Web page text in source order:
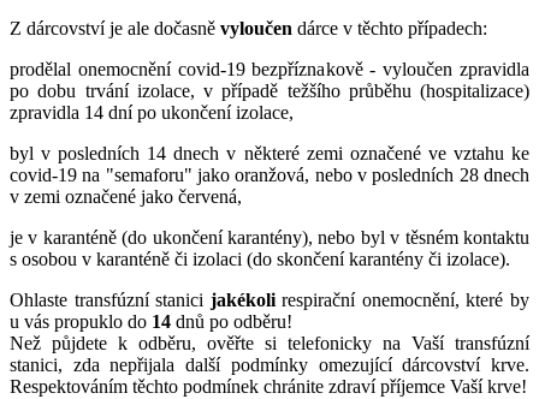
Z dárcovství je ale dočasně vyloučen dárce v těchto případech:
prodělal onemocnění covid-19 bezpříznakově - vyloučen zpravidla
po dobu trvání izolace, v případě težšího průběhu (hospitalizace)
zpravidla 14 dní po ukončení izolace,
byl v posledních 14 dnech v některé zemi označené ve vztahu ke
covid-19 na "semaforu" jako oranžová, nebo v posledních 28 dnech
v zemi označené jako červená,
je v karanténě (do ukončení karantény), nebo byl v těsném kontaktu
s osobou v karanténě či izolaci (do skončení karantény či izolace).
Ohlaste transfúzní stanici jakékolirespirační onemocnění, které by
u vás propuklo do 14 dnů po odběru!
Než půjdete k odběru, ověřte si telefonicky na Vaší transfúzní
stanici, zda nepřijala další podmínky omezující dárcovství krve.
Respektováním těchto podmínek chránite zdraví příjemce Vaší krve!